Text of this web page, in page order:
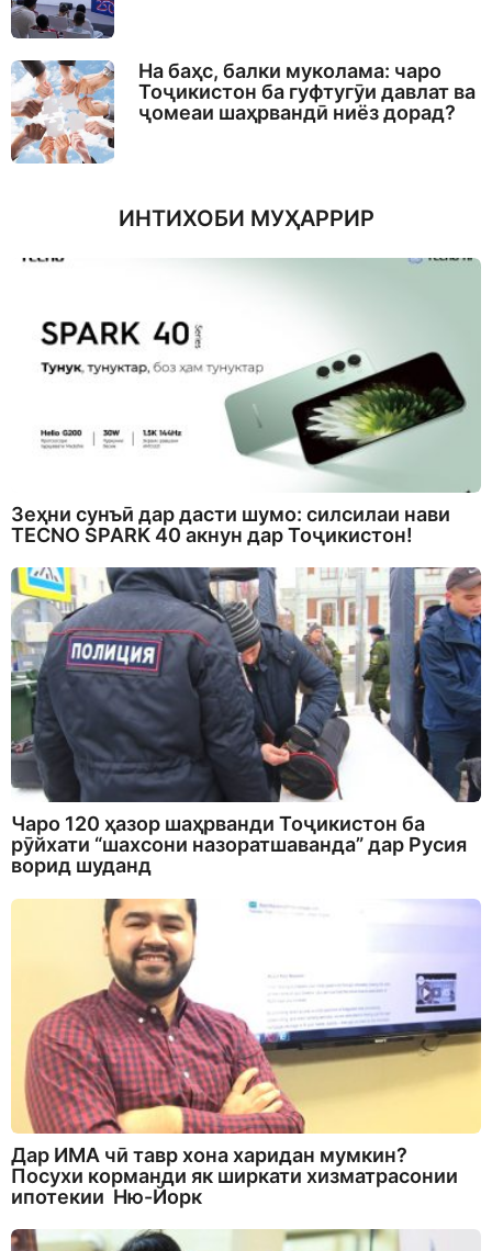
На баҳс, балки муколама: чаро
Тоҷикистон ба гуфтугӯи давлат ва
ҷомеаи шаҳрвандӣ ниёз дорад?
ИНТИХОБИ МУҲАРРИР
Зеҳни сунъӣ дар дасти шумо: силсилаи нави
TECNO SPARK 40 акнун дар Тоҷикистон!
Чаро 120 ҳазор шаҳрванди Тоҷикистон ба
рӯйхати “шахсони назоратшаванда” дар Русия
ворид шуданд
Дар ИМА чӣ тавр хона харидан мумкин?
Посухи корманди як ширкати хизматрасонии
ипотекии Ню-Йорк